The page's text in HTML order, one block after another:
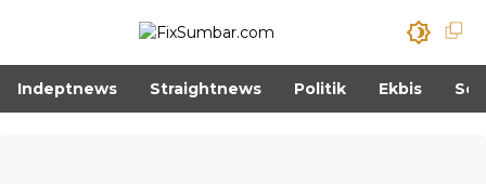
Indeptnews Straightnews Politik Ekbis